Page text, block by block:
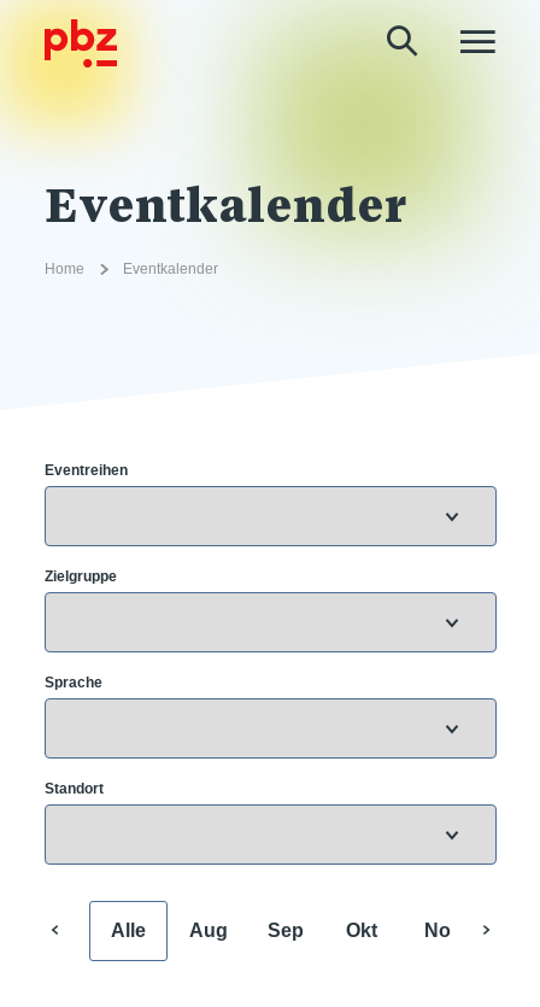
Eventkalender
Home Eventkalender
Eventreihen
Zielgruppe
Sprache
Standort
Alle Aug Sep Okt Nov